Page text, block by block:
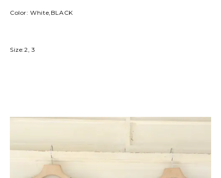
Color: White,BLACK
Size:2, 3